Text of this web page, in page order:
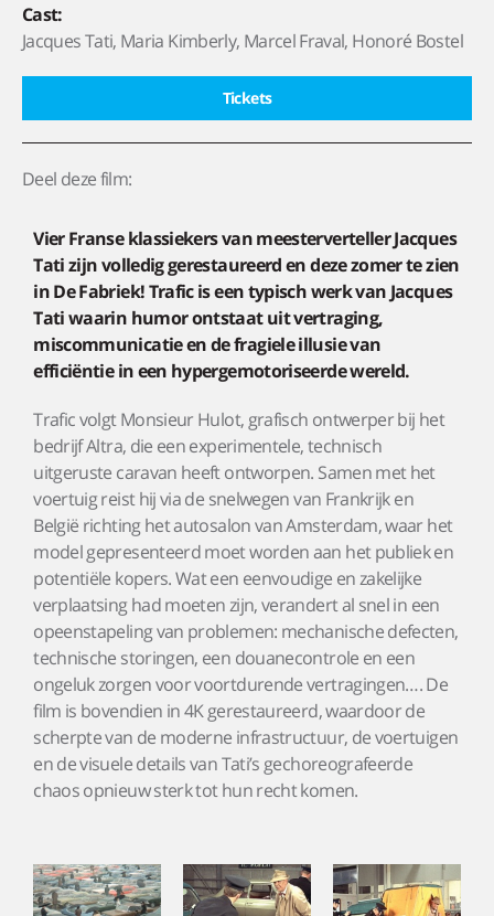
Cast:
Jacques Tati, Maria Kimberly, Marcel Fraval, Honoré Bostel
Tickets
Deel deze film:
Vier Franse klassiekers van meesterverteller Jacques
Tati zijn volledig gerestaureerd en deze zomer te zien
in De Fabriek! Trafic is een typisch werk van Jacques
Tati waarin humor ontstaat uit vertraging,
miscommunicatie en de fragiele illusie van
efficiëntie in een hypergemotoriseerde wereld.
Trafic volgt Monsieur Hulot, grafisch ontwerper bij het
bedrijf Altra, die een experimentele, technisch
uitgeruste caravan heeft ontworpen. Samen met het
voertuig reist hij via de snelwegen van Frankrijk en
België richting het autosalon van Amsterdam, waar het
model gepresenteerd moet worden aan het publiek en
potentiële kopers. Wat een eenvoudige en zakelijke
verplaatsing had moeten zijn, verandert al snel in een
opeenstapeling van problemen: mechanische defecten,
technische storingen, een douanecontrole en een
ongeluk zorgen voor voortdurende vertragingen…. De
film is bovendien in 4K gerestaureerd, waardoor de
scherpte van de moderne infrastructuur, de voertuigen
en de visuele details van Tati’s gechoreografeerde
chaos opnieuw sterk tot hun recht komen.